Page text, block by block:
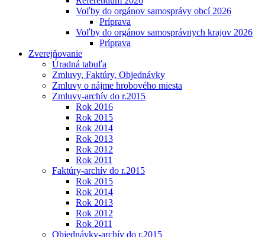
Voľby do orgánov samosprávy obcí 2026
Príprava
Voľby do orgánov samosprávnych krajov 2026
Príprava
Zverejňovanie
Úradná tabuľa
Zmluvy, Faktúry, Objednávky
Zmluvy o nájme hrobového miesta
Zmluvy-archív do r.2015
Rok 2016
Rok 2015
Rok 2014
Rok 2013
Rok 2012
Rok 2011
Faktúry-archív do r.2015
Rok 2015
Rok 2014
Rok 2013
Rok 2012
Rok 2011
Objednávky-archív do r.2015